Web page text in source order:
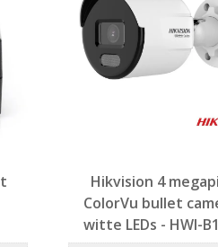
Hikvision 4
ColorVu bullet
witte LEDs - HWI-